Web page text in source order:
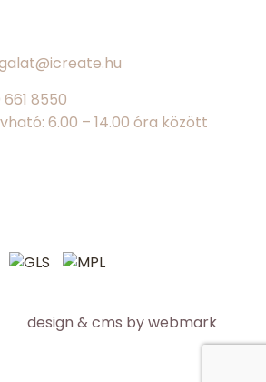
8550
6.00 – 14.00 óra között
design & cms bywebmark